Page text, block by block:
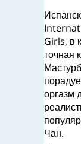
Girls, в
точная
оргазм
Чан.